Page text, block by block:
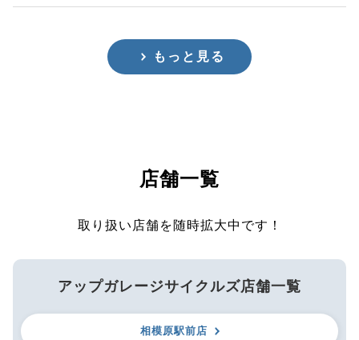
もっと見る
店舗一覧
取り扱い店舗を随時拡大中です！
アップガレージサイクルズ店舗一覧
相模原駅前店